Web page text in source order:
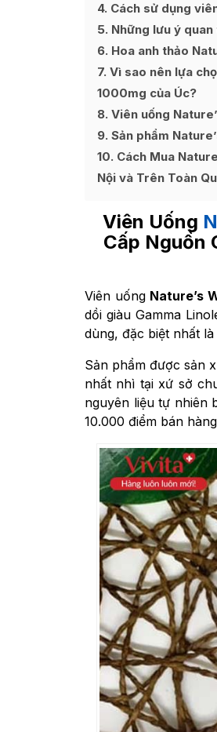
4 Cách sử dụng
5 Những lưu ý
6 Hoa anh thảo
7 Vì sao nên lựa
1000mg của Úc?
8 Viên uống
9 Sản phẩm
10 Cách Mua
Nội và Trên Toàn
Viên Uống
Cấp Nguồn
Viên uống Nature’s
dồi giàu Gamma
dùng, đặc biệt nhất
Sản phẩm được sản
nhất nhì tại xứ sở
nguyên liệu tự nhiên
10.000 điểm bán